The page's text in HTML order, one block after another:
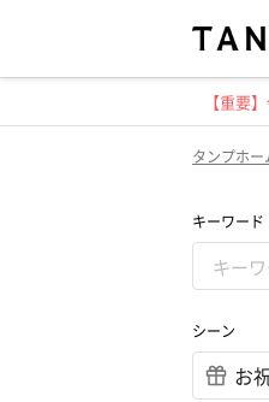
【重要
タンプホー
キーワード
シーン